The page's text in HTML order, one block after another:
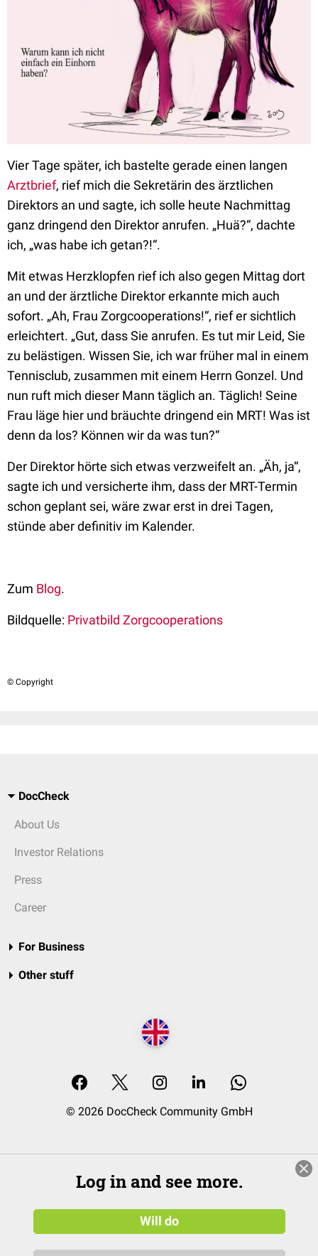
Vier Tage später, ich bastelte gerade einen langen
Arztbrief, rief mich die Sekretärin des ärztlichen
Direktors an und sagte, ich solle heute Nachmittag
ganz dringend den Direktor anrufen. „Huä?“, dachte
ich, „was habe ich getan?!“.
Mit etwas Herzklopfen rief ich also gegen Mittag dort
an und der ärztliche Direktor erkannte mich auch
sofort. „Ah, Frau Zorgcooperations!“, rief er sichtlich
erleichtert. „Gut, dass Sie anrufen. Es tut mir Leid, Sie
zu belästigen. Wissen Sie, ich war früher mal in einem
Tennisclub, zusammen mit einem Herrn Gonzel. Und
nun ruft mich dieser Mann täglich an. Täglich! Seine
Frau läge hier und bräuchte dringend ein MRT! Was ist
denn da los? Können wir da was tun?“
Der Direktor hörte sich etwas verzweifelt an. „Äh, ja“,
sagte ich und versicherte ihm, dass der MRT-Termin
schon geplant sei, wäre zwar erst in drei Tagen,
stünde aber definitiv im Kalender.
Zum Blog.
Bildquelle: Privatbild Zorgcooperations
© Copyright
DocCheck
About Us
Investor Relations
Press
Career
For Business
Other stuff
© 2026 DocCheck Community GmbH
Log in and see more.
Will do